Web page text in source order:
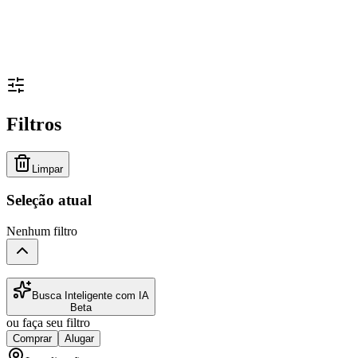
Filtros
Limpar
Seleção atual
Nenhum filtro
Busca Inteligente com IA
Beta
ou faça seu filtro
Comprar Alugar